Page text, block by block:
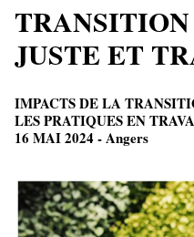
JUSTE ET
IMPACTS DE LA
LES PRATIQUES EN
16 MAI 2024 - Angers